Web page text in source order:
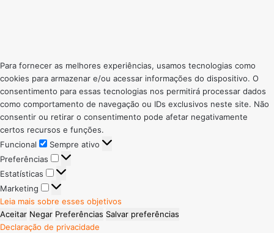
Para fornecer as melhores experiências, usamos tecnologias como
cookies para armazenar e/ou acessar informações do dispositivo. O
consentimento para essas tecnologias nos permitirá processar dados
como comportamento de navegação ou IDs exclusivos neste site. Não
consentir ou retirar o consentimento pode afetar negativamente
certos recursos e funções.
Funcional
Funcional
Sempre ativo
Preferências
Preferências
Estatísticas
Estatísticas
Marketing
Marketing
Leia mais sobre esses objetivos
Aceitar Negar Preferências Salvar preferências
Declaração de privacidade